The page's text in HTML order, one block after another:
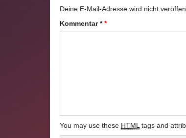
Deine E-Mail-Adresse wird nicht
Kommentar*
You may use these HTML tags and